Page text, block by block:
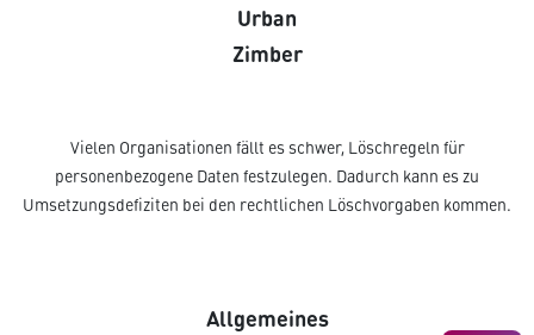
Urban
Zimber
Vielen Organisationen fällt es schwer, Löschregeln für
personenbezogene Daten festzulegen. Dadurch kann es zu
Umsetzungsdefiziten bei den rechtlichen Löschvorgaben kommen.
Allgemeines